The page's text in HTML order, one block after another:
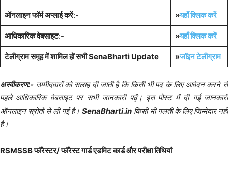
ऑनलाइन फॉर्म अप्लाई करें:- »यहाँ क्लिक करें
आधिकारिक वेबसाइट:- »यहाँ क्लिक करें
टेलीग्राम समूह में शामिल हों सभी SenaBharti Update »जॉइन टेलीग्राम
अस्वीकरण:- उम्मीदवारों को सलाह दी जाती है कि किसी भी पद के लिए आवेदन करने से
पहले आधिकारिक वेबसाइट पर सभी जानकारी पढ़ें। इस पोस्ट में दी गई जानकारी
ऑनलाइन स्रोतों से ली गई है। SenaBharti.in किसी भी गलती के लिए जिम्मेदार नहीं
है।
RSMSSB फॉरेस्टर/ फॉरेस्ट गार्ड एडमिट कार्ड और परीक्षा तिथियां